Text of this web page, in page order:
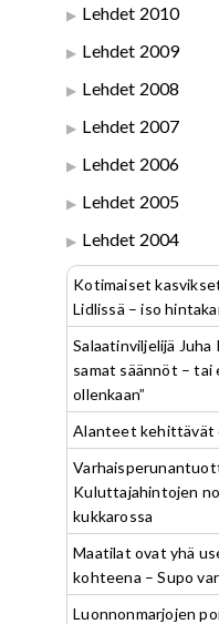
Lehdet 2010
Lehdet 2009
Lehdet 2008
Lehdet 2007
Lehdet 2006
Lehdet 2005
Lehdet 2004
Kotimaiset
Lidlissä – iso
Salaatinviljelijä Juha
samat säännöt – tai
ollenkaan”
Alanteet kehittävät
Kuluttajahintojen
kukkarossa
Maatilat ovat yhä
kohteena – Supo
Luonnonmarjojen